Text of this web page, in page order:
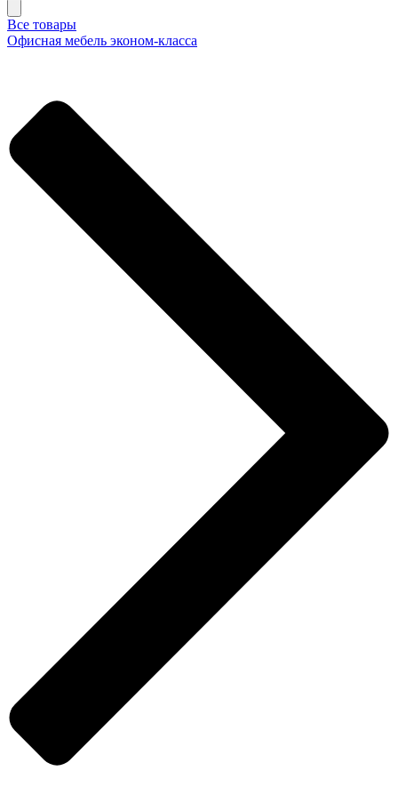
Все товары
Офисная мебель эконом-класса